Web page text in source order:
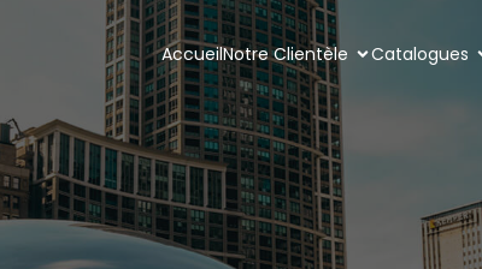
AccueilNotre Clientèle Catalogues